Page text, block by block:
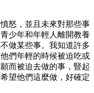
怒，並且未來對那些事
少年和年輕人離開教養
做某些事。我知道許多
們年輕的時候被迫吃或
而被迫去做的事，豎起
望他們這麼做，好確定